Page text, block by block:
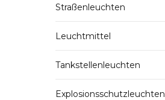
Straßenleuchten
Leuchtmittel
Tankstellenleuchten
Explosionsschutzleuchten